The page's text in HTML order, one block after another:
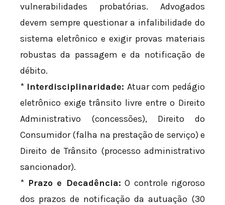
vulnerabilidades probatórias. Advogados
devem sempre questionar a infalibilidade do
sistema eletrônico e exigir provas materiais
robustas da passagem e da notificação de
débito.
* Interdisciplinaridade: Atuar com pedágio
eletrônico exige trânsito livre entre o Direito
Administrativo (concessões), Direito do
Consumidor (falha na prestação de serviço) e
Direito de Trânsito (processo administrativo
sancionador).
* Prazo e Decadência: O controle rigoroso
dos prazos de notificação da autuação (30